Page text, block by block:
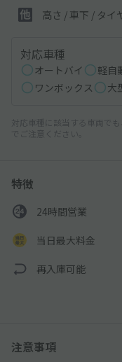
高さ / 車下 / タイ
対応車種
オートバイ 軽自
ワンボックス
大
対応車種に該当する車両で
でご注意ください。
特徴
24時間営業
当日最大料金
再入庫可能
注意事項